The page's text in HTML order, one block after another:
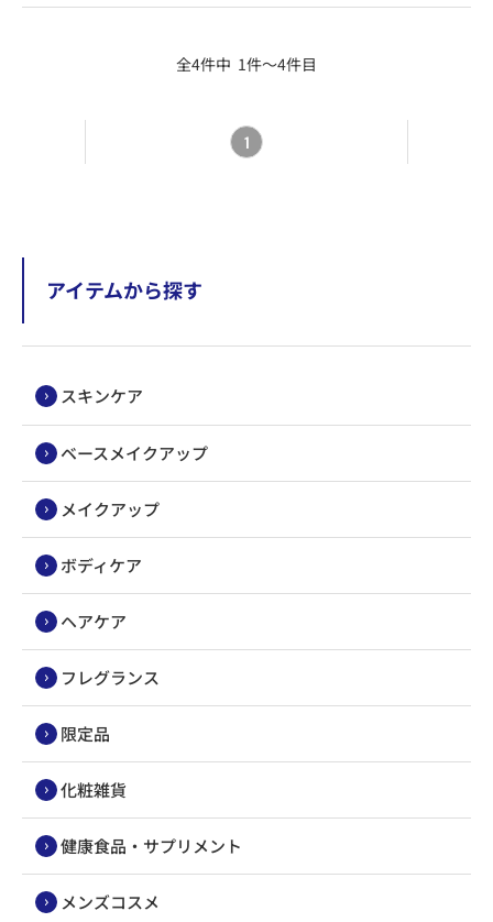
アイテムから探す
スキンケア
ベースメイクアップ
メイクアップ
ボディケア
ヘアケア
フレグランス
限定品
化粧雑貨
健康食品・サプリメント
メンズコスメ
全4件中 1件～4件目
1